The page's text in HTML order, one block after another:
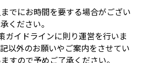
でにお時間を要する場合がござい
ください。
ガイドラインに則り運営を行いま
以外のお願いやご案内をさせてい
すので予めご了承ください。